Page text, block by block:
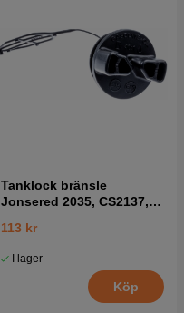
Tanklock bränsle
Jonsered 2035, CS2137,
113 kr
I lager
Köp